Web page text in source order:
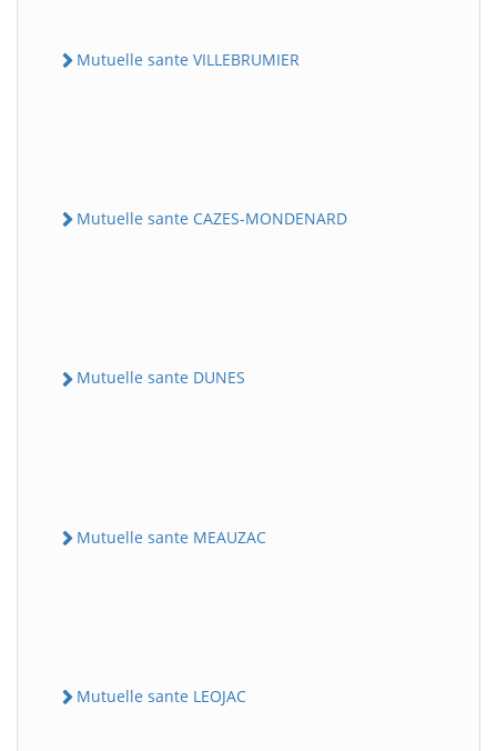
Mutuelle sante VILLEBRUMIER
Mutuelle sante CAZES-MONDENARD
Mutuelle sante DUNES
Mutuelle sante MEAUZAC
Mutuelle sante LEOJAC